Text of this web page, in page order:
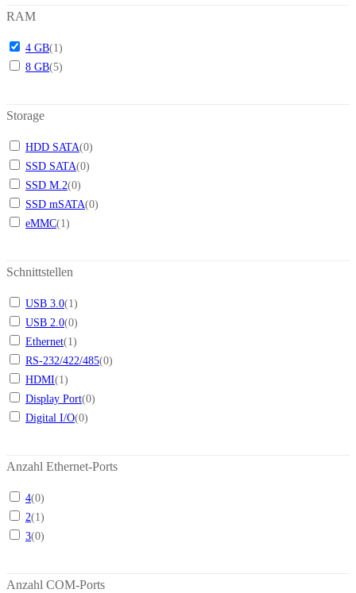
RAM
4 GB(1)
8 GB(5)
Storage
HDD SATA(0)
SSD SATA(0)
SSD M.2(0)
SSD mSATA(0)
eMMC(1)
Schnittstellen
USB 3.0(1)
USB 2.0(0)
Ethernet(1)
RS-232/422/485(0)
HDMI(1)
Display Port(0)
Digital I/O(0)
Anzahl Ethernet-Ports
4(0)
2(1)
3(0)
Anzahl COM-Ports